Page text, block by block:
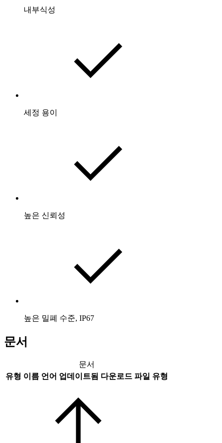
내부식성
세정 용이
높은 신뢰성
높은 밀폐 수준, IP67
문서
문서
유형 이름 언어 업데이트됨 다운로드 파일 유형